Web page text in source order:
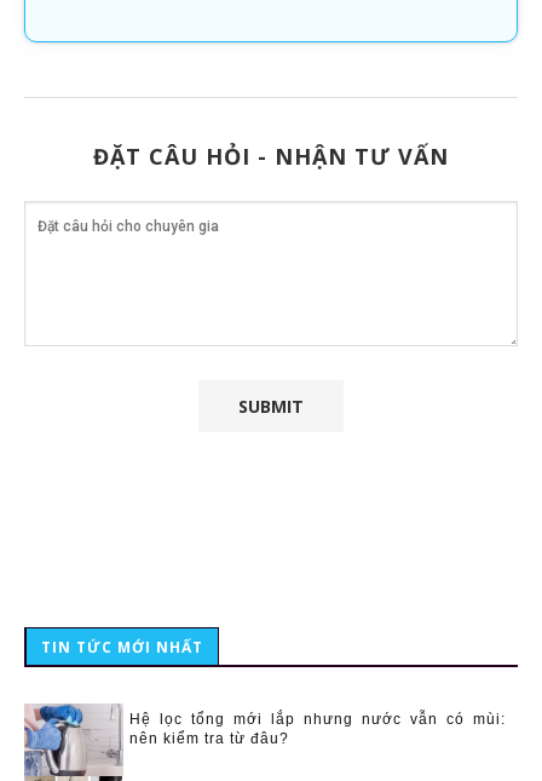
ĐẶT CÂU HỎI - NHẬN TƯ VẤN
TIN TỨC MỚI NHẤT
Hệ lọc tổng mới lắp nhưng nước vẫn có mùi:
nên kiểm tra từ đâu?